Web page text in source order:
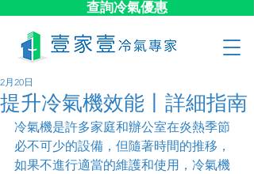
查詢冷氣優惠
提升冷氣機效能丨詳細指南
2月20日
冷氣機是許多家庭和辦公室在炎熱季節
必不可少的設備，但隨著時間的推移，
如果不進行適當的維護和使用，冷氣機